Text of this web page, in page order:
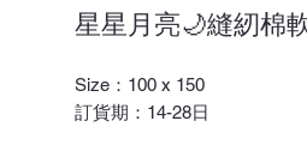
星星月亮🌙縫紉棉
Size：100 x 150
訂貨期：14-28日